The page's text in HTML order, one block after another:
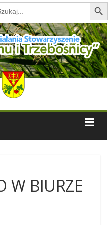
W BIURZE